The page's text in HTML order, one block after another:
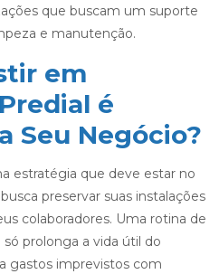
que buscam um suporte
e manutenção.
em
é
Seu Negócio?
estratégia que deve estar no
preservar suas instalações
colaboradores. Uma rotina de
prolonga a vida útil do
gastos imprevistos com